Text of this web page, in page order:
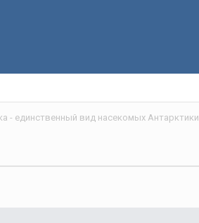
- единственный вид насекомых Антарктики